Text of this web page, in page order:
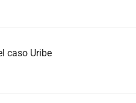
caso Uribe